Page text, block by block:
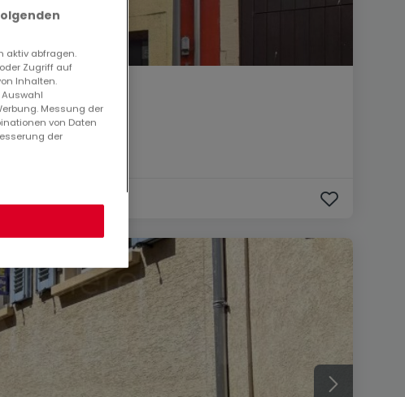
aktiv abfragen.
Zugriff auf
Inhalten.
Auswahl
Messung der
von Daten
der